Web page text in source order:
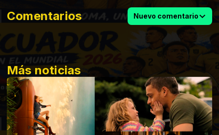
Comentarios Nuevo comentario
Más noticias